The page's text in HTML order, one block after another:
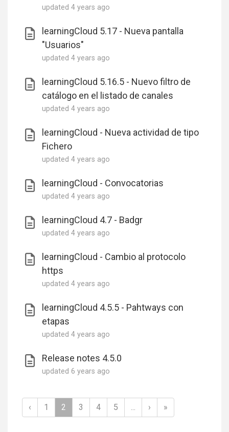
updated4 years ago
learningCloud 5.17 - Nueva pantalla
"Usuarios"
updated4 years ago
learningCloud 5.16.5 - Nuevo filtro de
catálogo en el listado de canales
updated4 years ago
learningCloud - Nueva actividad de tipo
Fichero
updated4 years ago
learningCloud - Convocatorias
updated4 years ago
learningCloud 4.7 - Badgr
updated4 years ago
learningCloud - Cambio al protocolo
https
updated4 years ago
learningCloud 4.5.5 - Pahtways con
etapas
updated4 years ago
Release notes 4.5.0
updated6 years ago
‹ 1 2 3 4 5 ... › »